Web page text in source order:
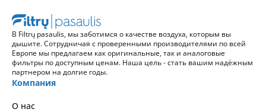
В Filtrų pasaulis, мы заботимся о качестве воздуха, которым вы
дышите. Сотрудничая с проверенными производителями по всей
Европе мы предлагаем как оригинальные, так и аналоговые
фильтры по доступным ценам. Наша цель - стать вашим надёжным
партнером на долгие годы.
Компания
О нас